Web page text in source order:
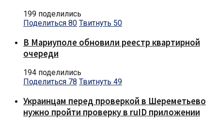
199 поделились
Поделиться 80 Твитнуть 50
В Мариуполе обновили реестр квартирной
очереди
194 поделились
Поделиться 78 Твитнуть 49
Украинцам перед проверкой в Шереметьево
нужно пройти проверку в ruID приложении